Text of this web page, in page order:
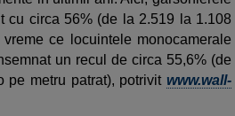
cu circa 56% (de la 2.519 la 1.108
ce locuintele monocamerale
un recul de circa 55,6% (de
pe metru patrat), potrivit www.wall-